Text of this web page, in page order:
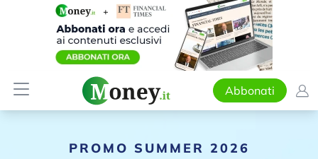
Abbonati
PROMO SUMMER 2026